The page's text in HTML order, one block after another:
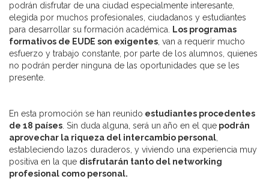
podrán disfrutar de una ciudad especialmente interesante,
elegida por muchos profesionales, ciudadanos y estudiantes
para desarrollar su formación académica.
Los programas
formativos de EUDE son exigentes , van a requerir mucho
esfuerzo y trabajo constante, por parte de los alumnos, quienes
no podrán perder ninguna de las oportunidades que se les
presente.
En esta promoción se han reunido estudiantes procedentes
de 18 países . Sin duda alguna, será un año en el que podrán
aprovechar la riqueza del intercambio personal
estableciendo lazos duraderos, y viviendo una experiencia muy
positiva en la que disfrutarán tanto del networking
profesional como personal.